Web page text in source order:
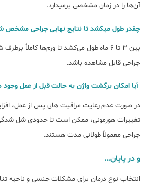
آن‌ها را در زمان مشخصی برمیدارد.
چقدر طول میکشد تا نتایج نهایی جراحی مشخص
بین ۳ تا ۶ ماه طول می‌کشد تا ورم‌ها کاملاً
جراحی قابل مشاهده باشد.
آیا امکان برگشت واژن به حالت قبل از عمل وجود
در صورت عدم رعایت مراقبت ‌های پس از عمل،
تغییرات هورمونی، ممکن است تا حدودی شل ‌شدگی
جراحی معمولاً طولانی ‌مدت هستند.
و در پایان…
انتخاب نوع درمان برای مشکلات جنسی و ناحیه